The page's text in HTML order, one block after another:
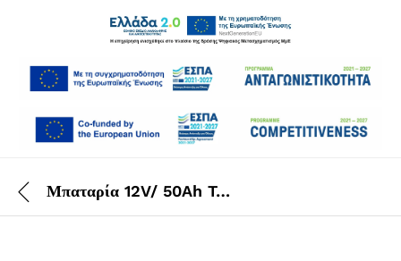
Μπαταρία 12V/ 50Ah Taski Swingo 455B BMS/455B/755B/955B